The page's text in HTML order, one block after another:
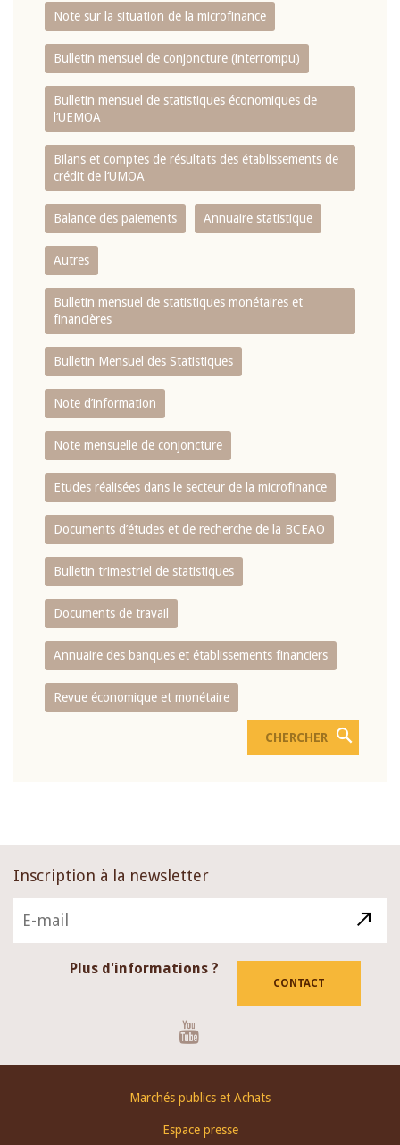
Note sur la situation de la microfinance
Bulletin mensuel de conjoncture (interrompu)
Bulletin mensuel de statistiques économiques de
l‘UEMOA
Bilans et comptes de résultats des établissements de
crédit de l‘UMOA
Balance des paiements Annuaire statistique
Autres
Bulletin mensuel de statistiques monétaires et
financières
Bulletin Mensuel des Statistiques
Note d’information
Note mensuelle de conjoncture
Etudes réalisées dans le secteur de la microfinance
Documents d’études et de recherche de la BCEAO
Bulletin trimestriel de statistiques
Documents de travail
Annuaire des banques et établissements financiers
Revue économique et monétaire
Inscription à la newsletter
Plus d'informations ?
CONTACT
Marchés publics et Achats
Espace presse